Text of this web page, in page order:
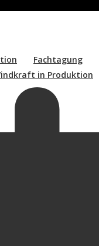
Fachtagung
in Produktion